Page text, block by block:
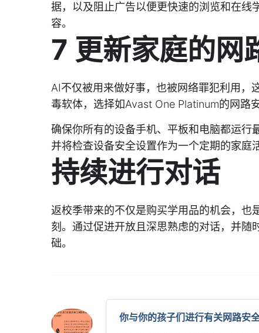
据，以及阻止广告以便更快速的浏览和在线
容。
7 更新家庭的网
AI不仅被用来做好事，也被网络罪犯利用，
毒软体，选择如Avast One Platinum的网路
确保你所有的设备手机、平板和电脑都运行
并将检查设备安全设置作为一个定期的家庭
持续进行对话
返校季带来的不仅是购买学用品的机会，也
刻。通过促进开放且深思熟虑的对话，并
础。
你与你的孩子们进行有关网路安